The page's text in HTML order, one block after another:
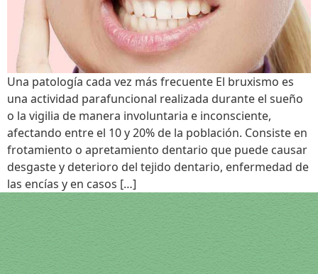
Una patología cada vez más frecuente El bruxismo es
una actividad parafuncional realizada durante el sueño
o la vigilia de manera involuntaria e inconsciente,
afectando entre el 10 y 20% de la población. Consiste en
frotamiento o apretamiento dentario que puede causar
desgaste y deterioro del tejido dentario, enfermedad de
las encías y en casos […]